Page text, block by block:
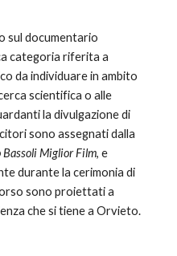
sul documentario
categoria riferita a
da individuare in ambito
scientifica o alle
la divulgazione di
sono assegnati dalla
Bassoli Miglior Film, e
durante la cerimonia di
sono proiettati a
che si tiene a Orvieto.